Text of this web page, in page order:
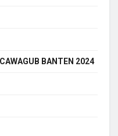
BANTEN 2024